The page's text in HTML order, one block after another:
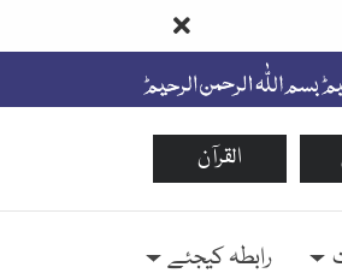
القرآن
رابطہ کیجئے